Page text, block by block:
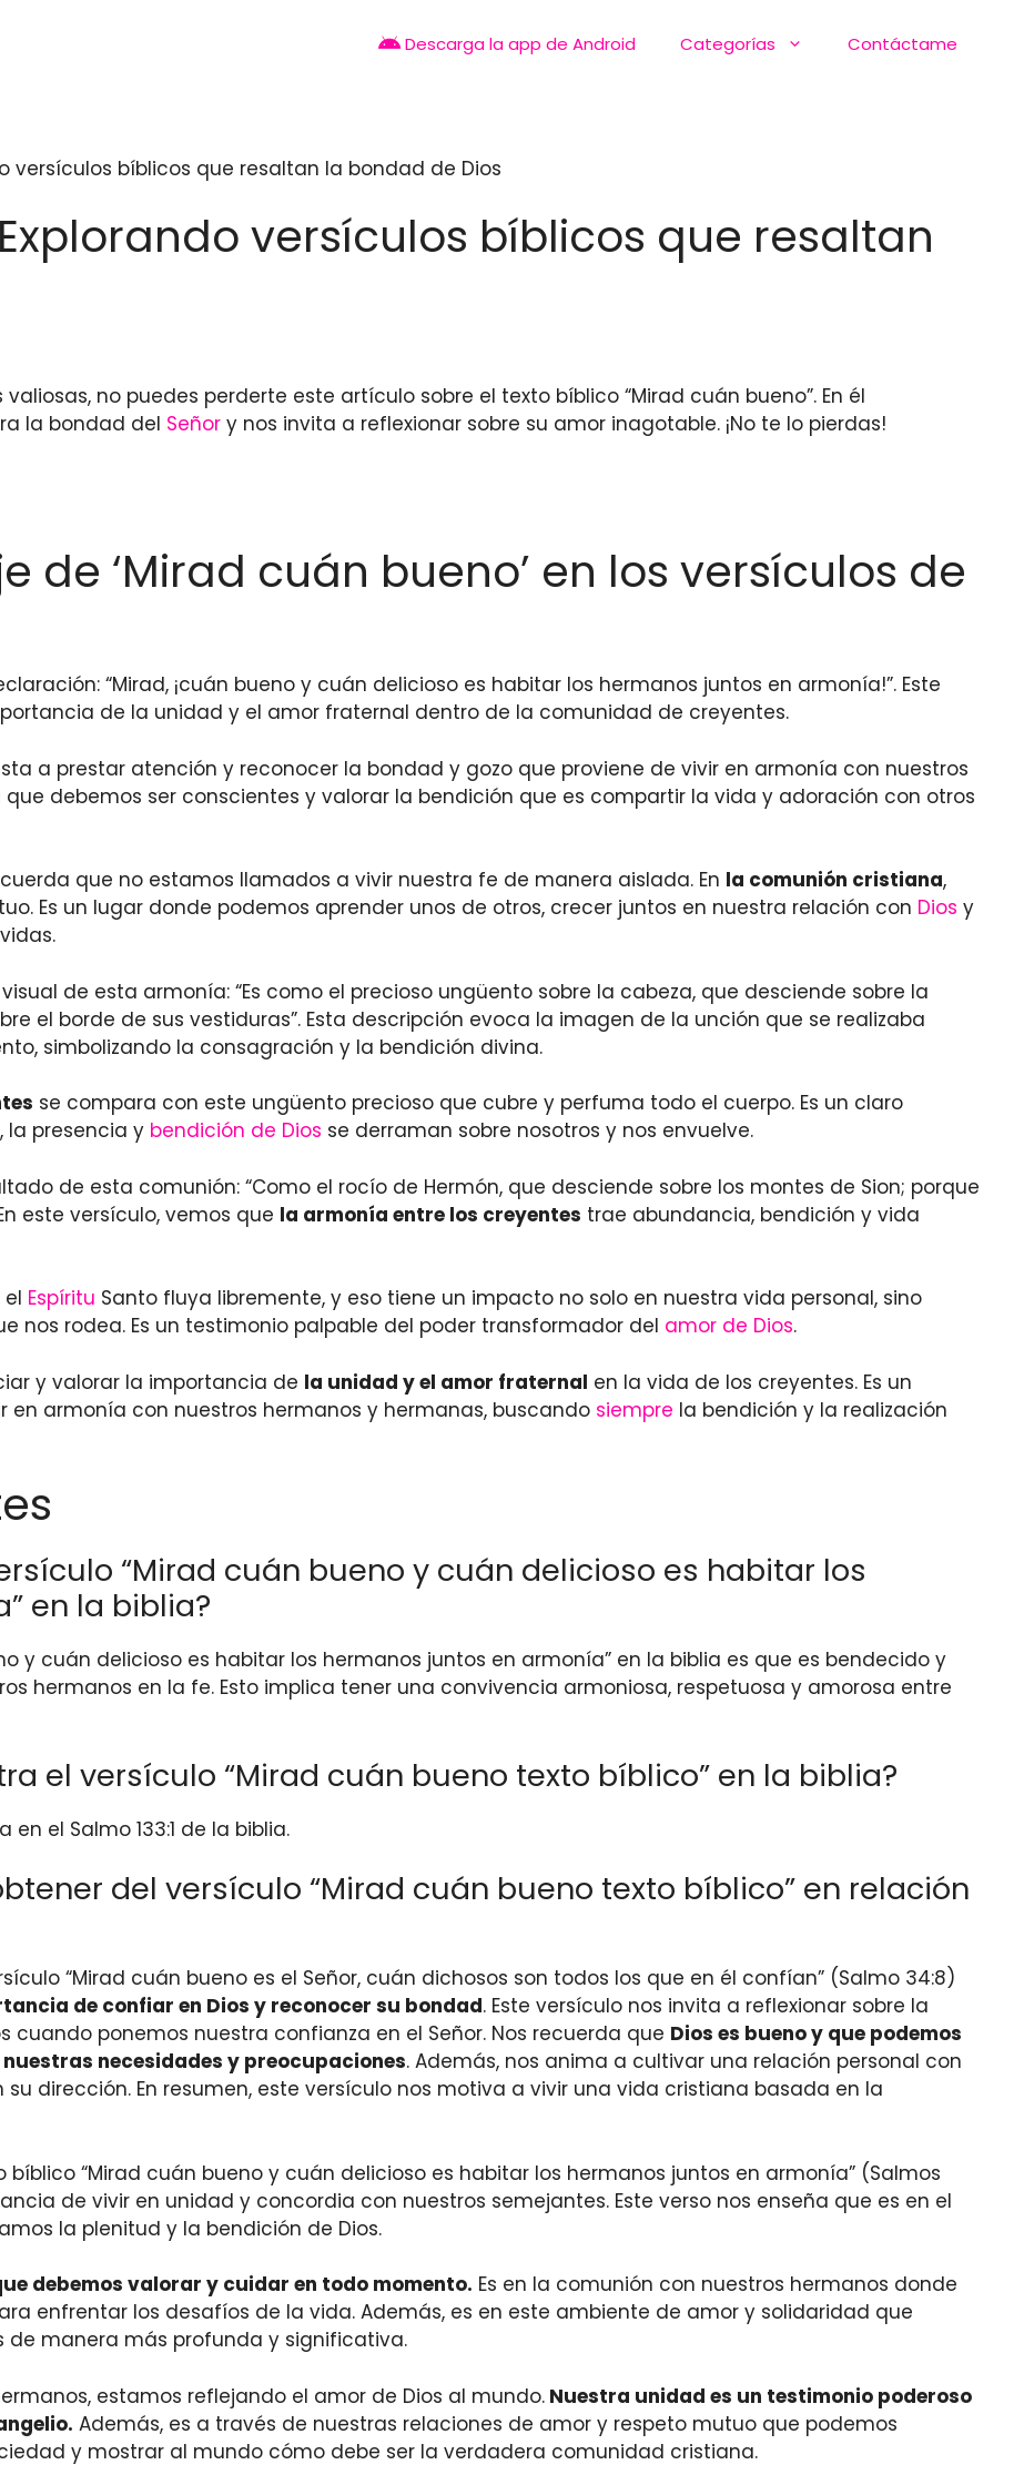
Descarga la app de Android Categorías Contáctame
versículos bíblicos que resaltan la bondad de Dios
versículos bíblicos que resaltan
no puedes perderte este artículo sobre el texto bíblico “Mirad cuán bueno”. En él
la bondad del Señor y nos invita a reflexionar sobre su amor inagotable. ¡No te lo pierdas!
de ‘Mirad cuán bueno’ en los versículos de
“Mirad, ¡cuán bueno y cuán delicioso es habitar los hermanos juntos en armonía!”. Este
de la unidad y el amor fraternal dentro de la comunidad de creyentes.
a prestar atención y reconocer la bondad y gozo que proviene de vivir en armonía con nuestros
que debemos ser conscientes y valorar la bendición que es compartir la vida y adoración con otros
que no estamos llamados a vivir nuestra fe de manera aislada. En la comunión cristiana,
Es un lugar donde podemos aprender unos de otros, crecer juntos en nuestra relación con Dios y
de esta armonía: “Es como el precioso ungüento sobre la cabeza, que desciende sobre la
el borde de sus vestiduras”. Esta descripción evoca la imagen de la unción que se realizaba
simbolizando la consagración y la bendición divina.
se compara con este ungüento precioso que cubre y perfuma todo el cuerpo. Es un claro
la presencia y bendición de Dios se derraman sobre nosotros y nos envuelve.
de esta comunión: “Como el rocío de Hermón, que desciende sobre los montes de Sion; porque
este versículo, vemos que la armonía entre los creyentes trae abundancia, bendición y vida
Espíritu Santo fluya libremente, y eso tiene un impacto no solo en nuestra vida personal, sino
nos rodea. Es un testimonio palpable del poder transformador del amor de Dios.
y valorar la importancia de la unidad y el amor fraternal en la vida de los creyentes. Es un
armonía con nuestros hermanos y hermanas, buscando siempre la bendición y la realización
“Mirad cuán bueno y cuán delicioso es habitar los
en la biblia?
y cuán delicioso es habitar los hermanos juntos en armonía” en la biblia es que es bendecido y
hermanos en la fe. Esto implica tener una convivencia armoniosa, respetuosa y amorosa entre
el versículo “Mirad cuán bueno texto bíblico” en la biblia?
en el Salmo 133:1 de la biblia.
del versículo “Mirad cuán bueno texto bíblico” en relación
“Mirad cuán bueno es el Señor, cuán dichosos son todos los que en él confían” (Salmo 34:8)
de confiar en Dios y reconocer su bondad. Este versículo nos invita a reflexionar sobre la
ponemos nuestra confianza en el Señor. Nos recuerda que Dios es bueno y que podemos
necesidades y preocupaciones. Además, nos anima a cultivar una relación personal con
dirección. En resumen, este versículo nos motiva a vivir una vida cristiana basada en la
“Mirad cuán bueno y cuán delicioso es habitar los hermanos juntos en armonía” (Salmos
de vivir en unidad y concordia con nuestros semejantes. Este verso nos enseña que es en el
la plenitud y la bendición de Dios.
debemos valorar y cuidar en todo momento. Es en la comunión con nuestros hermanos donde
enfrentar los desafíos de la vida. Además, es en este ambiente de amor y solidaridad que
de manera más profunda y significativa.
estamos reflejando el amor de Dios al mundo. Nuestra unidad es un testimonio poderoso
Además, es a través de nuestras relaciones de amor y respeto mutuo que podemos
y mostrar al mundo cómo debe ser la verdadera comunidad cristiana.